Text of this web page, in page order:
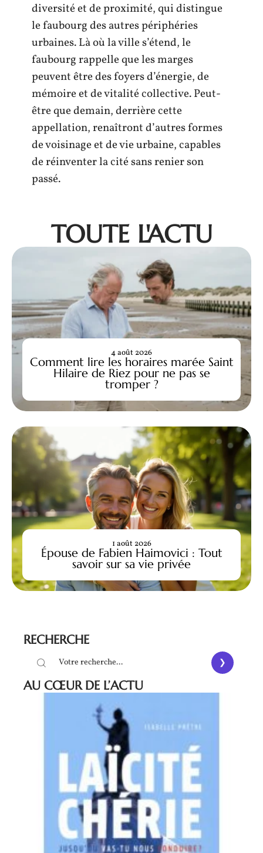
diversité et de proximité, qui distingue
le faubourg des autres périphéries
urbaines. Là où la ville s’étend, le
faubourg rappelle que les marges
peuvent être des foyers d’énergie, de
mémoire et de vitalité collective. Peut-
être que demain, derrière cette
appellation, renaîtront d’autres formes
de voisinage et de vie urbaine, capables
de réinventer la cité sans renier son
passé.
TOUTE L'ACTU
Comment lire les horaires marée Saint
Hilaire de Riez pour ne pas se
tromper ?
4 août 2026
Épouse de Fabien Haimovici : Tout
savoir sur sa vie privée
1 août 2026
RECHERCHE
AU CŒUR DE L’ACTU